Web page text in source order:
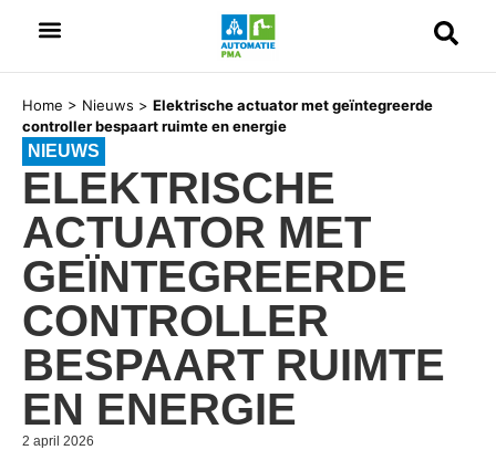
Home > Nieuws > Elektrische actuator met geïntegreerde
controller bespaart ruimte en energie
NIEUWS
ELEKTRISCHE
ACTUATOR MET
GEÏNTEGREERDE
CONTROLLER
BESPAART RUIMTE
EN ENERGIE
2 april 2026